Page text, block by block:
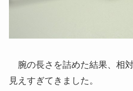
腕の長さを詰めた結果、相
見えすぎてきました。